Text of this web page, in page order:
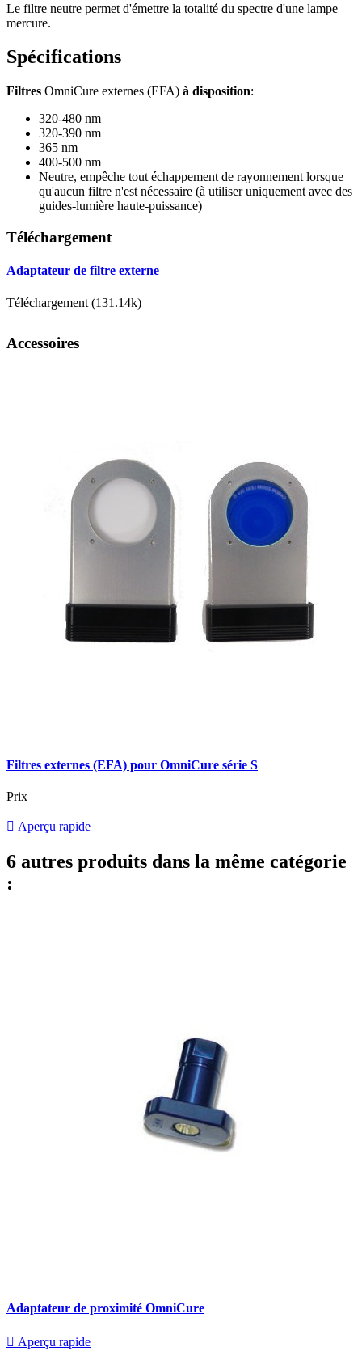
Le filtre neutre permet d'émettre la totalité du spectre d'une lampe
mercure.
Spécifications
Filtres OmniCure externes (EFA) à disposition:
320-480 nm
320-390 nm
365 nm
400-500 nm
Neutre, empêche tout échappement de rayonnement lorsque
qu'aucun filtre n'est nécessaire (à utiliser uniquement avec des
guides-lumière haute-puissance)
Téléchargement
Adaptateur de filtre externe
Téléchargement (131.14k)
Accessoires
Filtres externes (EFA) pour OmniCure série S
Prix
 Aperçu rapide
6 autres produits dans la même catégorie
:
Adaptateur de proximité OmniCure
 Aperçu rapide